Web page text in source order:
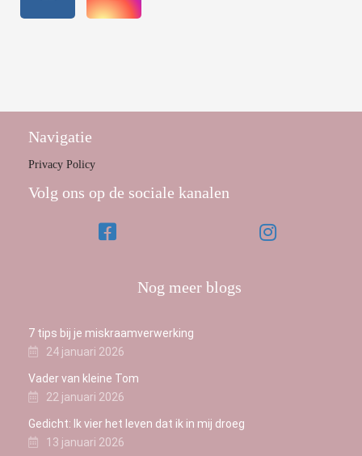
Navigatie
Privacy Policy
Volg ons op de sociale kanalen
Nog meer blogs
7 tips bij je miskraamverwerking
24 januari 2026
Vader van kleine Tom
22 januari 2026
Gedicht: Ik vier het leven dat ik in mij droeg
13 januari 2026